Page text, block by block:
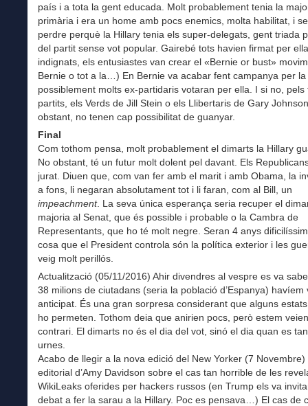
país i a tota la gent educada. Molt probablement tenia la
primària i era un home amb pocs enemics, molta habilitat, i
perdre perquè la Hillary tenia els super-delegats, gent triada
del partit sense vot popular. Gairebé tots havien firmat per
indignats, els entusiastes van crear el «Bernie or bust»
Bernie o tot a la…) En Bernie va acabar fent campanya per la
possiblement molts ex-partidaris votaran per ella. I si no, pels
partits, els Verds de Jill Stein o els Llibertaris de Gary
obstant, no tenen cap possibilitat de guanyar.
Final
Com tothom pensa, molt probablement el dimarts la Hillary
No obstant, té un futur molt dolent pel davant. Els
jurat. Diuen que, com van fer amb el marit i amb Obama, la
a fons, li negaran absolutament tot i li faran, com al Bill, un
impeachment. La seva única esperança seria recuper el
majoria al Senat, que és possible i probable o la Cambra de
Representants, que ho té molt negre. Seran 4 anys
cosa que el President controla són la política exterior i les
veig molt perillós.
Actualització (05/11/2016) Ahir divendres al vespre es va
38 milions de ciutadans (seria la població d’Espanya) havíem
anticipat. És una gran sorpresa considerant que alguns
ho permeten. Tothom deia que anirien pocs, però estem
contrari. El dimarts no és el dia del vot, sinó el dia quan es
urnes.
Acabo de llegir a la nova edició del New Yorker (7 Novembre)
editorial d’Amy Davidson sobre el cas tan horrible de les
WikiLeaks oferides per hackers russos (en Trump els va
debat a fer la sarau a la Hillary. Poc es pensava…) El cas de